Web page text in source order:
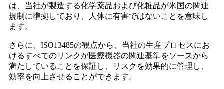
は、当社が製造する化学薬品および化粧品が米国の関連
規制に準拠しており、人体に有害ではないことを意味し
ます。
さらに、ISO13485の観点から、当社の生産プロセスにお
けるすべてのリンクが医療機器の関連基準をソースから
満たしていることを保証し、リスクを効果的に管理し、
効率を向上させることができます。